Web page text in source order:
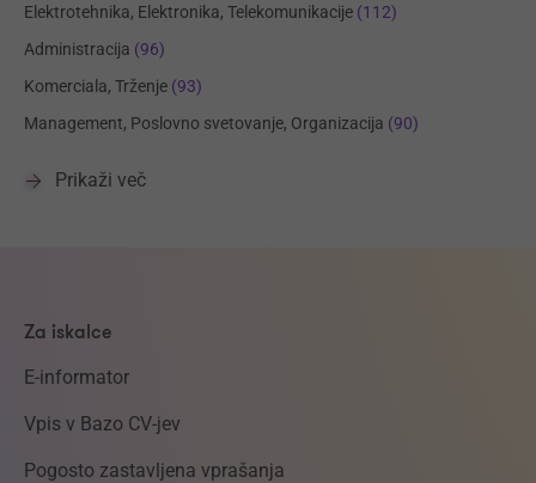
Elektrotehnika, Elektronika, Telekomunikacije (112)
Administracija (96)
Komerciala, Trženje (93)
Management, Poslovno svetovanje, Organizacija (90)
Prikaži več
Za iskalce
E-informator
Vpis v Bazo CV-jev
Pogosto zastavljena vprašanja